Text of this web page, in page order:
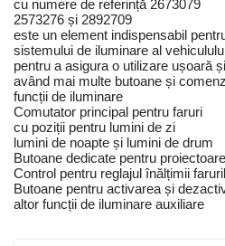
cu numere de referință 2673079
2573276 și 2892709
este un element indispensabil
sistemului de iluminare al
pentru a asigura o utilizare ușoară
având mai multe butoane și
funcții de iluminare
Comutator principal pentru faruri
cu poziții pentru lumini de zi
lumini de noapte și lumini de drum
Butoane dedicate pentru
Control pentru reglajul înălțimii
Butoane pentru activarea și
altor funcții de iluminare auxiliare